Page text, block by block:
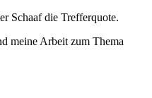
Schaaf die Trefferquote.
meine Arbeit zum Thema